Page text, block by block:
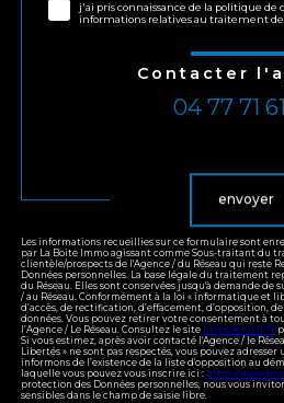
j'ai pris connaissance de la politique
informations relatives au traitement
Contacter
04 77 71
envoyer
Les informations recueillies sur ce formulaire sont
par La Boite Immo agissant comme Sous-traitant du
clientèle/prospects de l'Agence / du Réseau qui reste
Données personnelles. La base légale du traitement
du Réseau. Elles sont conservées jusqu'à demande de
/ au Réseau. Conformément à la loi « informatique et
d’accès, de rectification, d’effacement, d’opposition,
données. Vous pouvez retirer votre consentement à
l’Agence / Le Réseau. Consultez le site https://cnil.fr/fr
Si vous estimez, après avoir contacté l'Agence / le
Libertés » ne sont pas respectés, vous pouvez
informons de l’existence de la liste d'opposition au
laquelle vous pouvez vous inscrire ici : https://
protection des Données personnelles, nous vous
sensibles dans le champ de saisie libre.